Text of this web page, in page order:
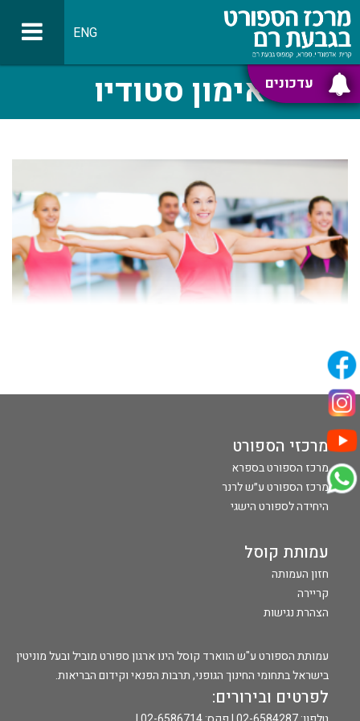
עדכונים
ENG
אימון סטודיו
מרכזי הספורט
מרכז הספורט בספרא
מרכז הספורט ע״ש לרנר
היחידה לספורט הישגי
עמותת קוסל
חזון העמותה
קריירה
הצהרת נגישות
עמותת הספורט ע"ש הווארד קוסל הינו ארגון ספורט מוביל ובעל מוניטין
בישראל בתחומי החינוך הגופני, תרבות הפנאי וקידום הבריאות.
לפרטים ובירורים: